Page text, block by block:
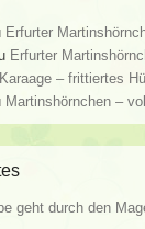
Erfurter
Erfurter
– frittiertes
Martinshörnchen –
geht durch den